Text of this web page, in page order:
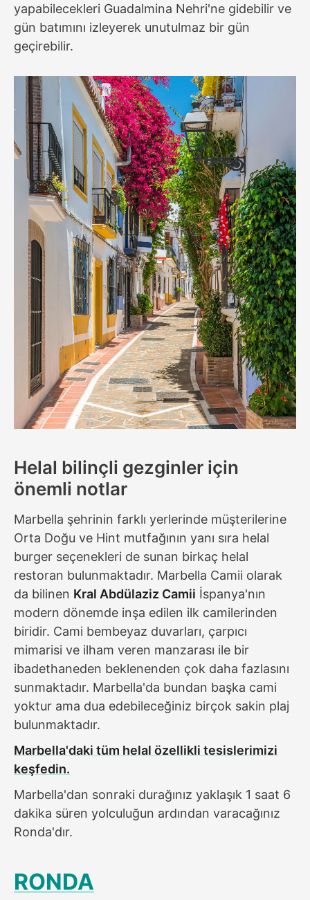
yapabilecekleri Guadalmina Nehri'ne gidebilir ve
gün batımını izleyerek unutulmaz bir gün
geçirebilir.
Helal bilinçli gezginler için
önemli notlar
Marbella şehrinin farklı yerlerinde müşterilerine
Orta Doğu ve Hint mutfağının yanı sıra helal
burger seçenekleri de sunan birkaç helal
restoran bulunmaktadır. Marbella Camii olarak
da bilinen Kral Abdülaziz Camii İspanya'nın
modern dönemde inşa edilen ilk camilerinden
biridir. Cami bembeyaz duvarları, çarpıcı
mimarisi ve ilham veren manzarası ile bir
ibadethaneden beklenenden çok daha fazlasını
sunmaktadır. Marbella'da bundan başka cami
yoktur ama dua edebileceğiniz birçok sakin plaj
bulunmaktadır.
Marbella'daki tüm helal özellikli tesislerimizi
keşfedin.
Marbella'dan sonraki durağınız yaklaşık 1 saat 6
dakika süren yolculuğun ardından varacağınız
Ronda'dır.
RONDA